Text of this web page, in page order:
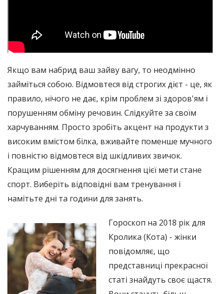
Якщо вам набрид ваш зайву вагу, то неодмінно
займіться собою. Відмовтеся від строгих дієт - це, як
правило, нічого не дає, крім проблем зі здоров'ям і
порушенням обміну речовин. Слідкуйте за своїм
харчуванням. Просто зробіть акцент на продукти з
високим вмістом білка, вживайте поменше мучного
і повністю відмовтеся від шкідливих звичок.
Кращим рішенням для досягнення цієї мети стане
спорт. Виберіть відповідні вам тренування і
намітьте дні та години для занять.
Гороскоп на 2018 рік для
Кролика (Кота) - жінки
повідомляє, що
представниці прекрасної
статі знайдуть своє щастя.